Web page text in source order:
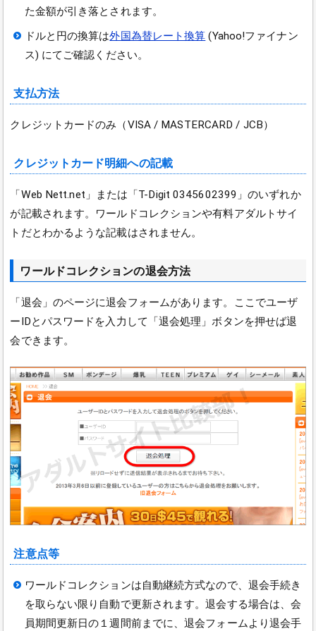
た金額が引き落とされます。
ドルと円の換算は外国為替レート換算 (Yahoo!ファイナン
ス) にてご確認ください。
支払方法
クレジットカードのみ（VISA / MASTERCARD / JCB）
クレジットカード明細への記載
「Web Nett.net」または「T-Digit 0345602399」のいずれか
が記載されます。ワールドコレクションや有料アダルトサイ
トだとわかるような記載はされません。
ワールドコレクションの退会方法
「退会」のページに退会フォームがあります。ここでユーザ
ーIDとパスワードを入力して「退会処理」ボタンを押せば退
会できます。
注意点等
ワールドコレクションは自動継続方式なので、退会手続き
を取らない限り自動で更新されます。退会する場合は、会
員期間更新日の１週間前までに、退会フォームより退会手